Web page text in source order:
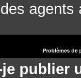
agents
Problèmes de
publier